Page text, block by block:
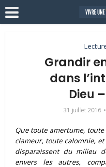
Grandir
dans
Dieu
31 juillet 2016
Que toute amertume,
clameur, toute calomnie,
disparaissent du milieu
envers les autres,